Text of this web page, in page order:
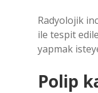
Radyolojik
ile tespit
yapmak
Polip